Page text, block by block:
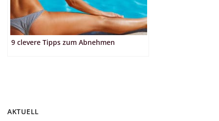
9 clevere Tipps zum Abnehmen
AKTUELL